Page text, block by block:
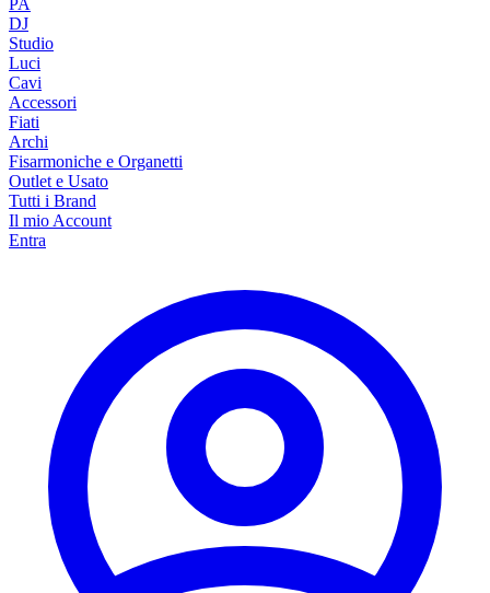
PA
DJ
Studio
Luci
Cavi
Accessori
Fiati
Archi
Fisarmoniche e Organetti
Outlet e Usato
Tutti i Brand
Il mio Account
Entra